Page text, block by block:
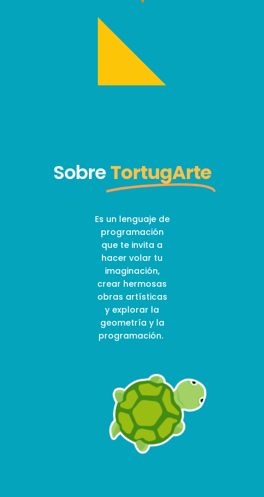
SobreTortugArte
Es un lenguaje de
programación
que te invita a
hacer volar tu
imaginación,
crear hermosas
obras artísticas
y explorar la
geometría y la
programación.